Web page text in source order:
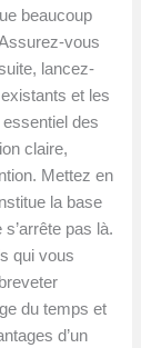
beaucoup
vous
lancez-
et les
des
claire,
Mettez en
la base
pas là.
qui vous
du temps et
d’un